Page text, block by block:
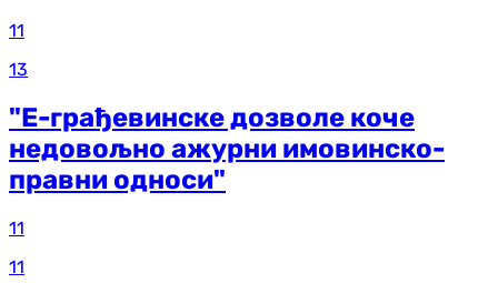
11
13
"Е-грађевинске дозволе коче
недовољно ажурни имовинско-
правни односи"
11
11